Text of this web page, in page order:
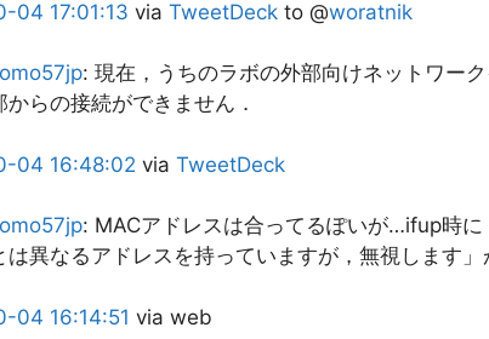
04 17:01:13 via TweetDeck to @woratnik
: 現在，うちのラボの外部向けネットワー
からの接続ができません．
04 16:48:02 via TweetDeck
: MACアドレスは合ってるぽいが…ifup時
は異なるアドレスを持っていますが，無視します」
04 16:14:51 via web